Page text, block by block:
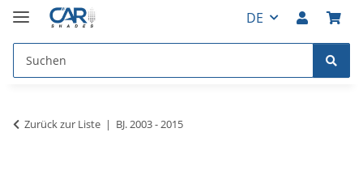
DE
Zurück zur Liste BJ. 2003 - 2015